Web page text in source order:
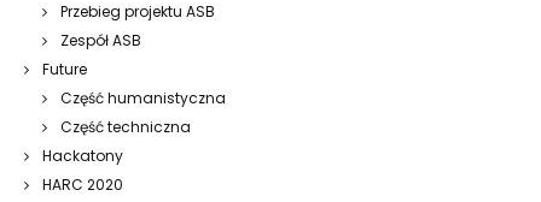
Przebieg projektu ASB
Zespół ASB
Future
Część humanistyczna
Część techniczna
Hackatony
HARC 2020